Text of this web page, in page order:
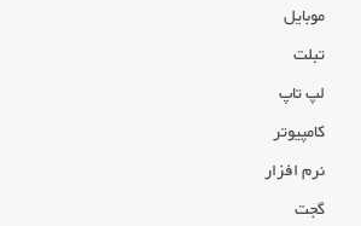
موبایل
تبلت
لپ تاپ
کامپیوتر
نرم افزار
گجت